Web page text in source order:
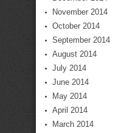
November 2014
October 2014
September 2014
August 2014
July 2014
June 2014
May 2014
April 2014
March 2014